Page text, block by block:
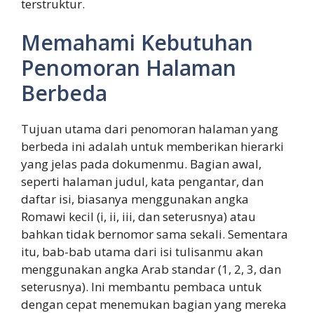
terstruktur.
Memahami Kebutuhan
Penomoran Halaman
Berbeda
Tujuan utama dari penomoran halaman yang
berbeda ini adalah untuk memberikan hierarki
yang jelas pada dokumenmu. Bagian awal,
seperti halaman judul, kata pengantar, dan
daftar isi, biasanya menggunakan angka
Romawi kecil (i, ii, iii, dan seterusnya) atau
bahkan tidak bernomor sama sekali. Sementara
itu, bab-bab utama dari isi tulisanmu akan
menggunakan angka Arab standar (1, 2, 3, dan
seterusnya). Ini membantu pembaca untuk
dengan cepat menemukan bagian yang mereka